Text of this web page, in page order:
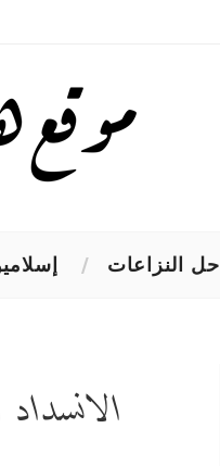
حل النزاعات